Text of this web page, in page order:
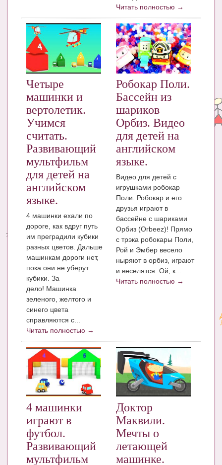
Читать полностью →
Четыре
машинки и
вертолетик.
Учимся
считать.
Развивающий
мультфильм
для детей на
английском
языке.
4 машинки ехали по
дороге, как вдруг путь
им преградили кубики
разных цветов. Дальше
машинкам дороги нет,
пока они не уберут
кубики. За
дело! Машинка
зеленого, желтого и
синего цвета
справляются с...
Читать полностью →
Робокар Поли.
Бассейн из
шариков
Орбиз. Видео
для детей на
английском
языке.
Видео для детей с
игрушками робокар
Поли. Робокар и его
друзья играют в
бассейне с шариками
Орбиз (Orbeez)! Прямо
с трэка робокары Поли,
Рой и Эмбер весело
ныряют в орбиз, играют
и веселятся. Ой, к...
Читать полностью →
4 машинки
играют в
футбол.
Развивающий
мультфильм
Доктор
Маквили.
Мечты о
летающей
машинке.